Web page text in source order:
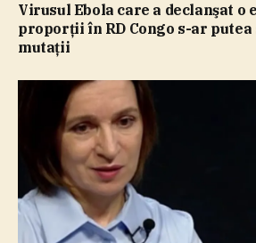
Virusul Ebola care a declanşat o
proporţii în RD Congo s-ar
mutaţii